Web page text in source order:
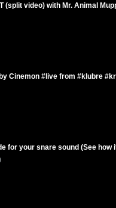
(split video) with Mr. Animal
Cinemon #live from #klubre
for your snare sound (See